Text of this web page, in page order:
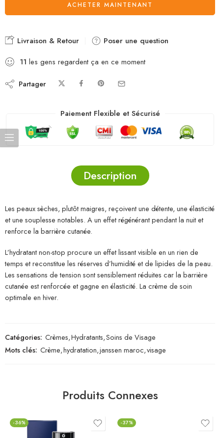
ACHETER MAINTENANT
Livraison & Retour
Poser une question
11 les gens regardent ça en ce moment
Partager
Paiement Flexible et Sécurisé
Description
Les peaux sèches, plutôt maigres, reçoivent une détente, une élasticité
et une souplesse notables. A un effet régénérant pendant la nuit et
renforce la barrière cutanée.
L’hydratant non-stop procure un effet lissant visible en un rien de
temps et reconstitue les réserves d’humidité et de lipides de la peau.
Les sensations de tension sont sensiblement réduites car la barrière
cutanée est renforcée et gagne en élasticité. La crème de soin
optimale en hiver.
Catégories: Crèmes,Hydratants,Soins de Visage
Mots clés: Crème,hydratation,janssen maroc,visage
Produits Connexes
-36% -37%